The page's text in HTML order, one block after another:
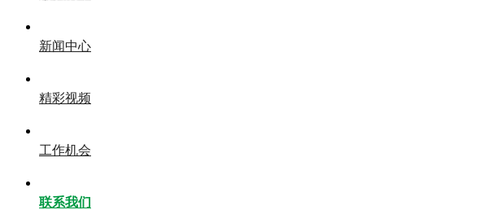
新闻中心
精彩视频
工作机会
联系我们